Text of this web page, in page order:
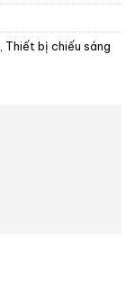
Thiết bị chiếu sáng